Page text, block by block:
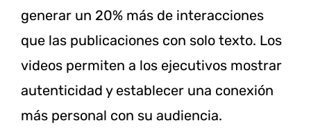
generar un 20% más de interacciones
que las publicaciones con solo texto. Los
videos permiten a los ejecutivos mostrar
autenticidad y establecer una conexión
más personal con su audiencia.